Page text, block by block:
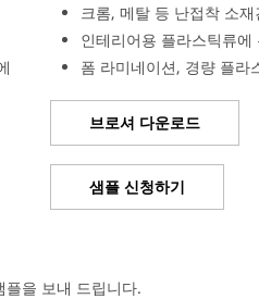
크롬, 메탈 등 난접착 소
인테리어용 플라스틱류에
폼 라미네이션, 경량 플라
브로셔 다운로드
샘플 신청하기
을 보내 드립니다.